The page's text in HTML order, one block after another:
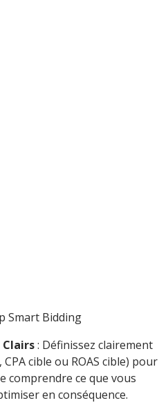
Smart Bidding
: Définissez clairement
cible ou ROAS cible) pour
comprendre ce que vous
en conséquence.